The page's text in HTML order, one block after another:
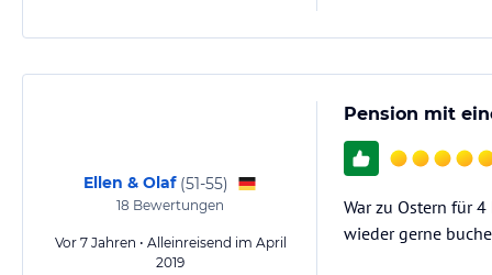
Ellen & Olaf (51-55)
18 Bewertungen
Vor 7 Jahren • Alleinreisend im April
2019
Pension mit
War zu Ostern für
wieder gerne